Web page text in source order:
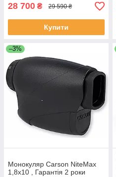
28 700 ₴ 29 590 ₴
Купити
–3%
Монокуляр Carson NiteMax
1,8x10 , Гарантія 2 роки